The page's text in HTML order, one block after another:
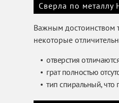
Сверла по металлу
Важным достоинством
некоторые
отверстия
грат полностью
тип спиральный, что